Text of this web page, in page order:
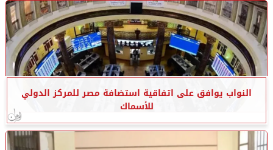
النواب يوافق على اتفاقية استضافة مصر للمركز الدولي
للأسماك